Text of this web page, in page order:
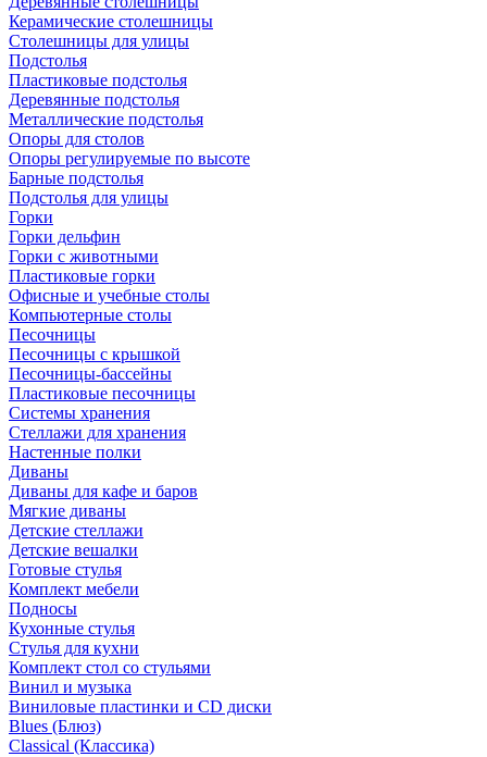
Керамические столешницы
Столешницы для улицы
Подстолья
Пластиковые подстолья
Деревянные подстолья
Металлические подстолья
Опоры для столов
Опоры регулируемые по высоте
Барные подстолья
Подстолья для улицы
Горки
Горки дельфин
Горки с животными
Пластиковые горки
Офисные и учебные столы
Компьютерные столы
Песочницы
Песочницы с крышкой
Песочницы-бассейны
Пластиковые песочницы
Системы хранения
Стеллажи для хранения
Настенные полки
Диваны
Диваны для кафе и баров
Мягкие диваны
Детские стеллажи
Детские вешалки
Готовые стулья
Комплект мебели
Подносы
Кухонные стулья
Стулья для кухни
Комплект стол со стульями
Винил и музыка
Виниловые пластинки и CD диски
Blues (Блюз)
Classical (Классика)